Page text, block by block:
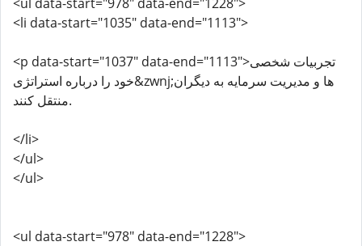
<li data-start="1035" data-end="1113">
<p data-start="1037" data-end="1113">تجربیات شخصی
خود را درباره استراتژی&zwnj;ها و مدیریت سرمایه به دیگران
منتقل کنند.
</li>
</ul>
</ul>
<ul data-start="978" data-end="1228">